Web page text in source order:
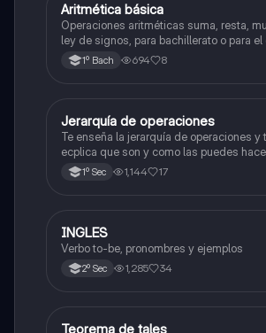
Matemáticas
Aritmética básica
Operaciones aritméticas suma, resta,
ley de signos, para bachillerato o para
admisión a la universidad
1º Bach 694 8
Matemáticas
Jerarquía de operaciones
Te enseña la jerarquía de operaciones y
ecplica que son y como las puedes
1º Sec 1,144 17
Inglés
INGLES
Verbo to-be, pronombres y ejemplos
2º Sec 1,285 34
Matemáticas
Teorema de tales